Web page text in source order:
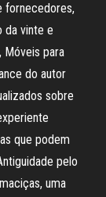
fornecedores,
da vinte e
para
do autor
sobre
que podem
pelo
uma